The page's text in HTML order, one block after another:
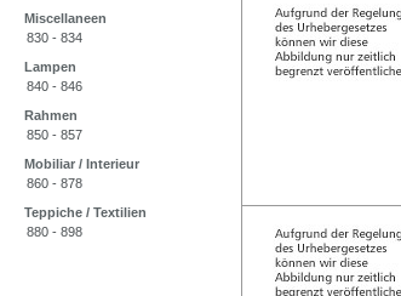
Miscellaneen
830 - 834
Lampen
840 - 846
Rahmen
850 - 857
Mobiliar / Interieur
860 - 878
Teppiche / Textilien
880 - 898